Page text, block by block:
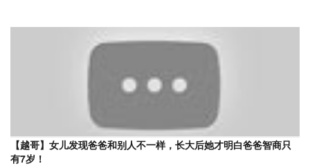
【越哥】女儿发现爸爸和别人不一样，长大后她才明白爸爸智商只
有7岁！